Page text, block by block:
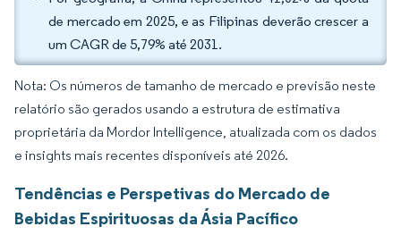
de mercado em 2025, e as Filipinas deverão crescer a
um CAGR de 5,79% até 2031.
Nota: Os números de tamanho de mercado e previsão neste
relatório são gerados usando a estrutura de estimativa
proprietária da Mordor Intelligence, atualizada com os dados
e insights mais recentes disponíveis até 2026.
Tendências e Perspetivas do Mercado de
Bebidas Espirituosas da Ásia Pacífico